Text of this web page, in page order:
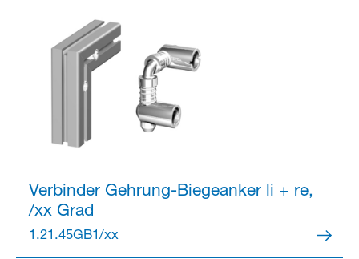
VerbinderGehrung-Biegeanker li + re,
/xx Grad
1.21.45GB1/xx